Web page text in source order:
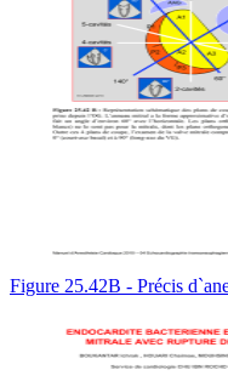
Figure 25.42B - Précis